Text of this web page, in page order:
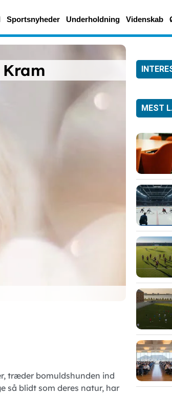
Sportsnyheder Underholdning Videnskab
træder bomuldshunden ind
så blidt som deres natur, har
MEST